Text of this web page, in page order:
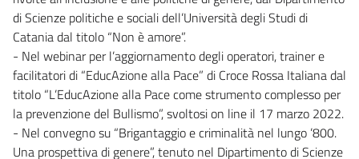
di Scienze politiche e sociali dell’Università degli Studi di
Catania dal titolo “Non è amore”.
- Nel webinar per l’aggiornamento degli operatori, trainer e
facilitatori di “EducAzione alla Pace” di Croce Rossa Italiana dal
titolo “L’EducAzione alla Pace come strumento complesso per
la prevenzione del Bullismo”, svoltosi on line il 17 marzo 2022.
- Nel convegno su “Brigantaggio e criminalità nel lungo ’800.
Una prospettiva di genere”, tenuto nel Dipartimento di Scienze